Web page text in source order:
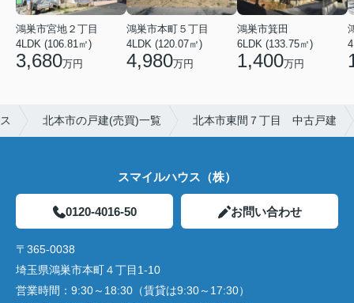
鴻巣市宮地２丁目
4LDK (106.81㎡)
3,680万円
鴻巣市本町５丁目
4LDK (120.07㎡)
4,980万円
鴻巣市箕田
6LDK (133.75㎡)
1,400万円
北本市の戸建(売買)一覧 北本市東間７丁目 中古戸建
スマイルハウス（株）
0120-4016-50 お問い合わせ
〒365-0038
埼玉県鴻巣市本町４丁目1-10
営業時間： 9:30～18:30（賃貸は9:30～17:30）